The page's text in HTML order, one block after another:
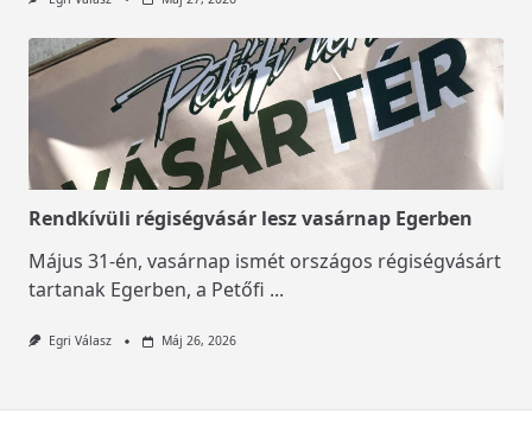
Rendkívüli régiségvásár lesz vasárnap Egerben
Május 31-én, vasárnap ismét országos régiségvásárt
tartanak Egerben, a Petőfi ...
Egri Válasz Máj 26, 2026